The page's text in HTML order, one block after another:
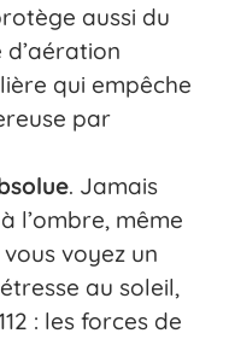
aussi du
qui empêche
par
. Jamais
l’ombre, même
vous voyez un
au soleil,
: les forces de